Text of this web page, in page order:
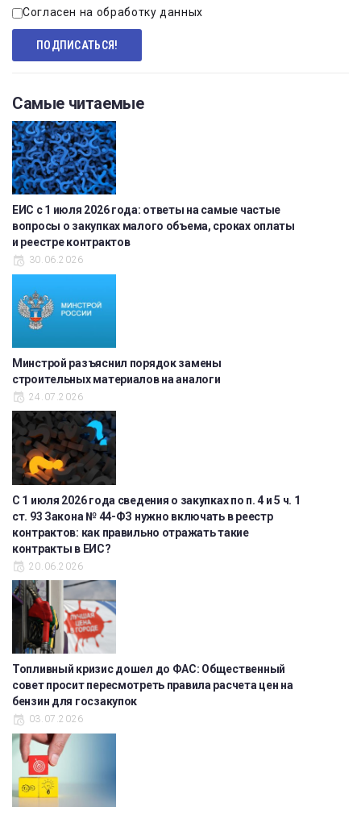
Согласен на обработку данных
Самые читаемые
ЕИС с 1 июля 2026 года: ответы на самые частые
вопросы о закупках малого объема, сроках оплаты
и реестре контрактов
30.06.2026
Минстрой разъяснил порядок замены
строительных материалов на аналоги
24.07.2026
С 1 июля 2026 года сведения о закупках по п. 4 и 5 ч. 1
ст. 93 Закона № 44-ФЗ нужно включать в реестр
контрактов: как правильно отражать такие
контракты в ЕИС?
20.06.2026
Топливный кризис дошел до ФАС: Общественный
совет просит пересмотреть правила расчета цен на
бензин для госзакупок
03.07.2026